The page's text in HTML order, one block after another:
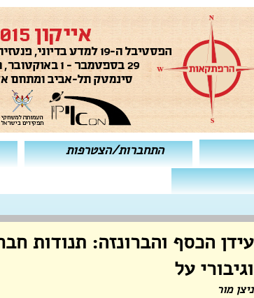
התחברות/הצטרפות
עידן הכסף והברונזה: תנודות
וגיבורי על
ניצן מור